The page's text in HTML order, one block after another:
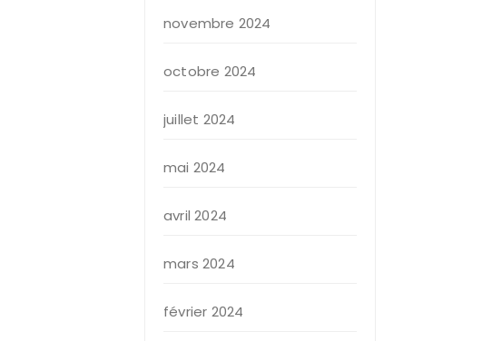
novembre 2024
octobre 2024
juillet 2024
mai 2024
avril 2024
mars 2024
février 2024